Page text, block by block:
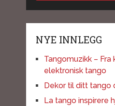
NYE INNLEGG
Tangomuzikk – Fra
elektronisk tango
Dekor til ditt tango
La tango inspirere